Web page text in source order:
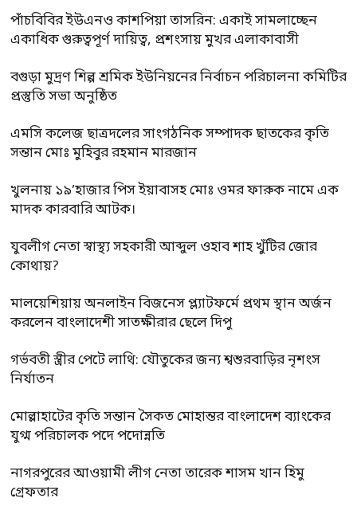
পাঁচবিবির ইউএনও কাশপিয়া তাসরিন: একাই সামলাচ্ছেন
একাধিক গুরুত্বপূর্ণ দায়িত্ব, প্রশংসায় মুখর এলাকাবাসী
বগুড়া মুদ্রণ শিল্প শ্রমিক ইউনিয়নের নির্বাচন পরিচালনা কমিটির
প্রস্তুতি সভা অনুষ্ঠিত
এমসি কলেজ ছাত্রদলের সাংগঠনিক সম্পাদক ছাতকের কৃতি
সন্তান মোঃ মুহিবুর রহমান মারজান
খুলনায় ১৯’হাজার পিস ইয়াবাসহ মোঃ ওমর ফারুক নামে এক
মাদক কারবারি আটক।
যুবলীগ নেতা স্বাস্থ্য সহকারী আব্দুল ওহাব শাহ খুঁটির জোর
কোথায়?
মালয়েশিয়ায় অনলাইন বিজনেস প্ল্যাটফর্মে প্রথম স্থান অর্জন
করলেন বাংলাদেশী সাতক্ষীরার ছেলে দিপু
গর্ভবতী স্ত্রীর পেটে লাথি: যৌতুকের জন্য শ্বশুরবাড়ির নৃশংস
নির্যাতন
মোল্লাহাটের কৃতি সন্তান সৈকত মোহান্তর বাংলাদেশ ব্যাংকের
যুগ্ম পরিচালক পদে পদোন্নতি
নাগরপুরের আওয়ামী লীগ নেতা তারেক শাসম খান হিমু
গ্রেফতার